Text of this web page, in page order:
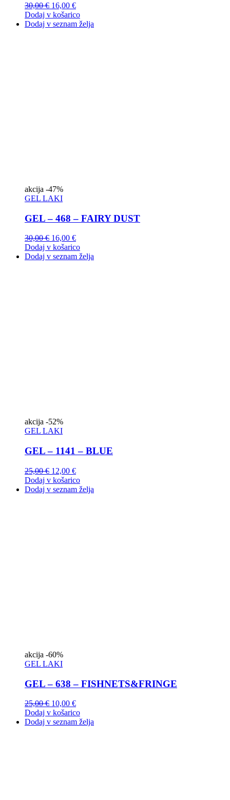
30,00€ 16,00 €
Dodaj v košarico
Dodaj v seznam želja
akcija -47%
GEL LAKI
GEL – 468 – FAIRY DUST
30,00€ 16,00 €
Dodaj v košarico
Dodaj v seznam želja
akcija -52%
GEL LAKI
GEL – 1141 – BLUE
25,00€ 12,00 €
Dodaj v košarico
Dodaj v seznam želja
akcija -60%
GEL LAKI
GEL – 638 – FISHNETS&FRINGE
25,00€ 10,00 €
Dodaj v košarico
Dodaj v seznam želja